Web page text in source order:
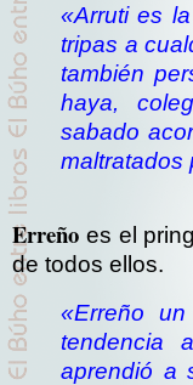
«Arruti es
tripas a
también
haya,
sabado
maltratados
Erreño es el
de todos ellos.
«Erreño
tendencia
aprendió a